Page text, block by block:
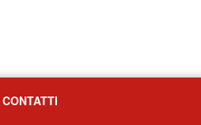
CONTATTI